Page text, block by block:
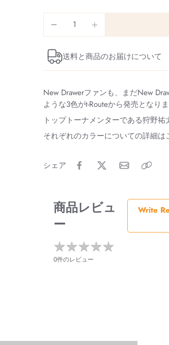
送料と商品のお届けについて
New Drawerファンも、まだNew
ような3色がt-Routeから発売となりま
トップトーナメンターである狩野
それぞれのカラーについての詳細は
シェア
商品レビュ
ー
Write
★★★★★
★★★★★
0件のレビュー